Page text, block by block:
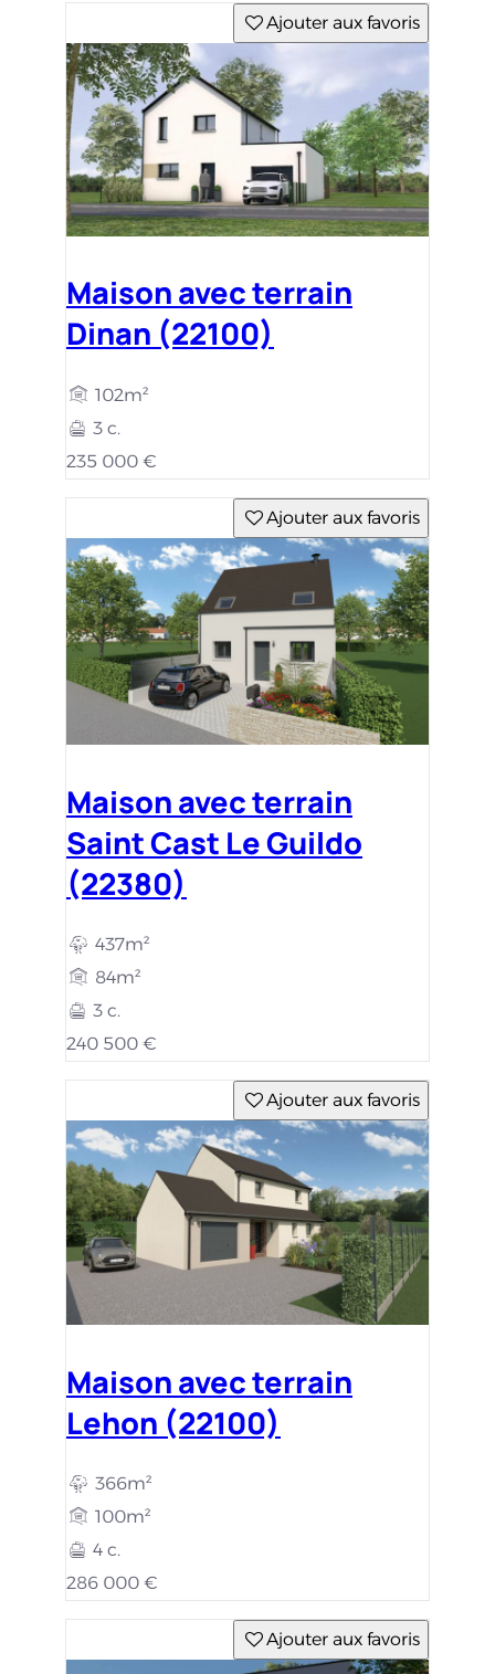
Ajouter aux favoris
Maison avec terrain
Dinan (22100)
102m²
3 c.
235 000 €
Ajouter aux favoris
Maison avec terrain
Saint Cast Le Guildo
(22380)
437m²
84m²
3 c.
240 500 €
Ajouter aux favoris
Maison avec terrain
Lehon (22100)
366m²
100m²
4 c.
286 000 €
Ajouter aux favoris